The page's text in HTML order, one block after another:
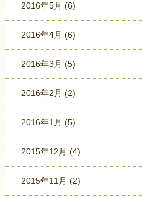
2016年5月 (6)
2016年4月 (6)
2016年3月 (5)
2016年2月 (2)
2016年1月 (5)
2015年12月 (4)
2015年11月 (2)